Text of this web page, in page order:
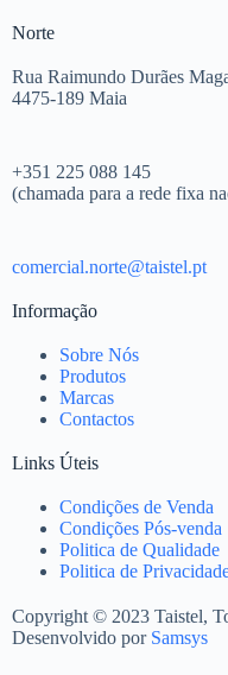
Norte
Rua Raimundo Durães
4475-189 Maia
+351 225 088 145
(chamada para a rede fixa
comercial.norte@taistel.pt
Informação
Sobre Nós
Produtos
Marcas
Contactos
Links Úteis
Condições de Venda
Condições Pós-venda
Politica de Qualidade
Politica de
Copyright © 2023 Taistel,
Desenvolvido por Samsys